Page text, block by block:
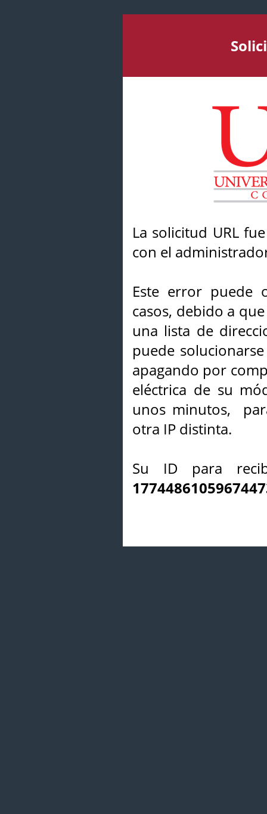
La solicitud URL
con el
Este error puede
casos, debido a
una lista de
puede
apagando por
eléctrica de su
unos minutos,
otra IP distinta.
Su ID para